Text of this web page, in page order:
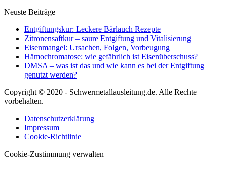
Neuste Beiträge
Entgiftungskur: Leckere Bärlauch Rezepte
Zitronensaftkur – saure Entgiftung und Vitalisierung
Eisenmangel: Ursachen, Folgen, Vorbeugung
Hämochromatose: wie gefährlich ist Eisenüberschuss?
DMSA – was ist das und wie kann es bei der Entgiftung
genutzt werden?
Copyright © 2020 - Schwermetallausleitung.de. Alle Rechte
vorbehalten.
Datenschutzerklärung
Impressum
Cookie-Richtlinie
Cookie-Zustimmung verwalten